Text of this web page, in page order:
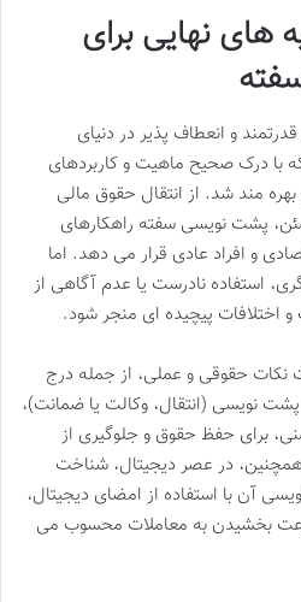
های نهایی برای
و انعطاف پذیر در دنیای
با درک صحیح ماهیت و کاربردهای
مند شد. از انتقال حقوق مالی
پشت نویسی سفته راهکارهای
و افراد عادی قرار می دهد. اما
استفاده نادرست یا عدم آگاهی از
اختلافات پیچیده ای منجر شود.
نکات حقوقی و عملی، از جمله درج
نویسی (انتقال، وکالت یا ضمانت)،
برای حفظ حقوق و جلوگیری از
در عصر دیجیتال، شناخت
آن با استفاده از امضای دیجیتال،
بخشیدن به معاملات محسوب می